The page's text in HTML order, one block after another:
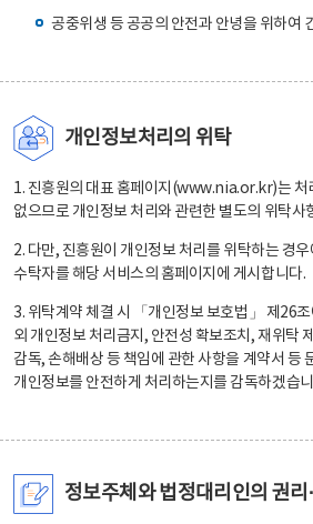
공중위생 등 공공의 안전과 안녕을 위하여
개인정보처리의 위탁
1. 진흥원의 대표 홈페이지(www.nia.or.kr)는 처
없으므로 개인정보 처리와 관련한 별도의 위탁사
2. 다만, 진흥원이 개인정보 처리를 위탁하는 경
수탁자를 해당 서비스의 홈페이지에 게시합니다.
3. 위탁계약 체결 시 「개인정보 보호법」 제26
외 개인정보 처리금지, 안전성 확보조치, 재위탁
감독, 손해배상 등 책임에 관한 사항을 계약서 등
개인정보를 안전하게 처리하는지를 감독하겠습
정보주체와 법정대리인의 권리